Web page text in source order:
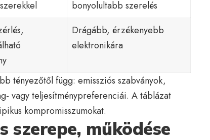
bonyolultabb szerelés
Drágább, érzékenyebb
elektronikára
tényezőtől függ: emissziós szabványok,
vagy teljesítménypreferenciái. A táblázat
kompromisszumokat.
szerepe, működése